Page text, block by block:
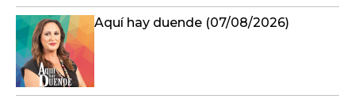
Aquí hay duende (07/08/2026)